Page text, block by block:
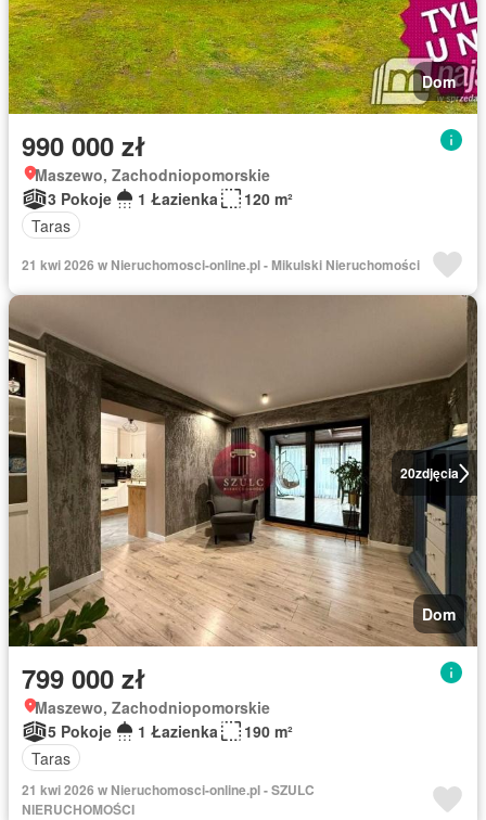
Dom
990 000 zł
Maszewo, Zachodniopomorskie
3 Pokoje
1 Łazienka
120 m²
Taras
21 kwi 2026 w Nieruchomosci-online.pl - Mikulski Nieruchomości
20zdjęcia
Dom
799 000 zł
Maszewo, Zachodniopomorskie
5 Pokoje
1 Łazienka
190 m²
Taras
21 kwi 2026 w Nieruchomosci-online.pl - SZULC
NIERUCHOMOŚCI